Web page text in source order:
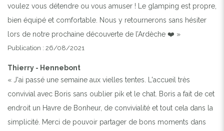
voulez vous détendre ou vous amuser ! Le glamping est propre,
bien équipé et comfortable. Nous y retournerons sans hésiter
lors de notre prochaine découverte de l’Ardèche ❤️ »
Publication : 26/08/2021
Thierry - Hennebont
« J'ai passé une semaine aux vielles tentes. L'accueil très
convivial avec Boris sans oublier pik et le chat. Boris a fait de cet
endroit un Havre de Bonheur, de convivialité et tout cela dans la
simplicité. Merci de pouvoir partager de bons moments dans